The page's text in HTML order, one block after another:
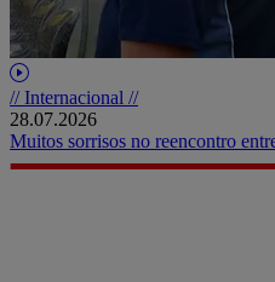
// Internacional //
28.07.2026
Muitos sorrisos no reencontro